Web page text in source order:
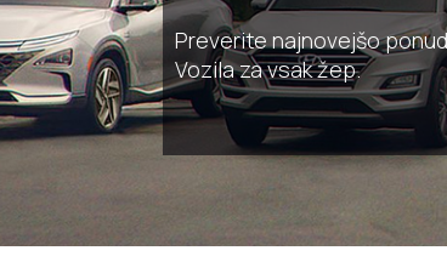
Preverite najnovejšo
Vozila za vsak žep.